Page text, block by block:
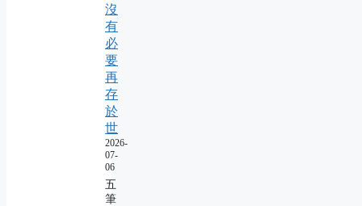
沒
有
必
要
再
存
於
世
2026-
07-
06
五
筆